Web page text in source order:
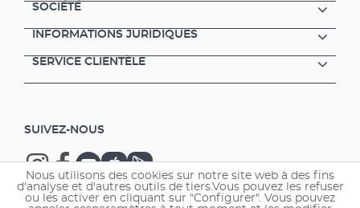
SOCIÉTÉ
INFORMATIONS JURIDIQUES
SERVICE CLIENTÈLE
SUIVEZ-NOUS
Nous utilisons des cookies sur notre site web à des fins
d'analyse et d'autres outils de tiers.Vous pouvez les refuser
ou les activer en cliquant sur "Configurer". Vous pouvez